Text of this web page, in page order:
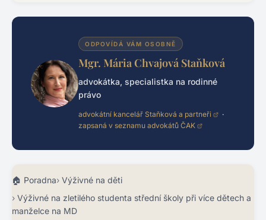
ODPOVÍDÁ VÁM OSOBNĚ
Mgr. Mária Chvajová Staňková
advokátka, specialistka na rodinné
právo
advokátní kancelář Staňková a partneři
·
zapsaná v seznamu advokátů ČAK
Poradna Výživné na děti
Výživné na zletilého studenta střední školy při více dětech a
manželce na MD